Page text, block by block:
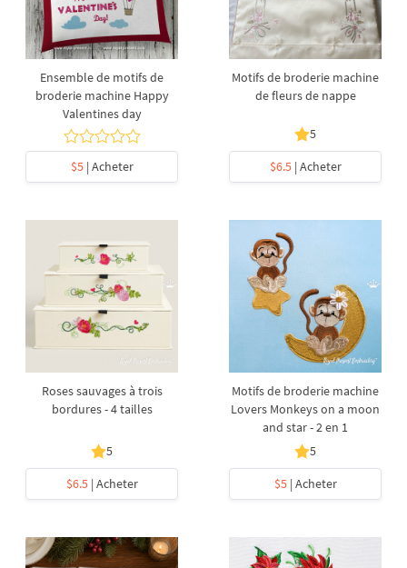
Ensemble de motifs de
broderie machine Happy
Valentines day
$5| Acheter
Motifs de broderie machine
de fleurs de nappe
5
$6.5| Acheter
Roses sauvages à trois
bordures - 4 tailles
5
$6.5| Acheter
Motifs de broderie machine
Lovers Monkeys on a moon
and star - 2 en 1
5
$5| Acheter